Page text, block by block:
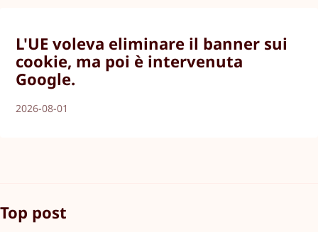
L'UE voleva eliminare il banner sui
cookie, ma poi è intervenuta
Google.
2026-08-01
Top post